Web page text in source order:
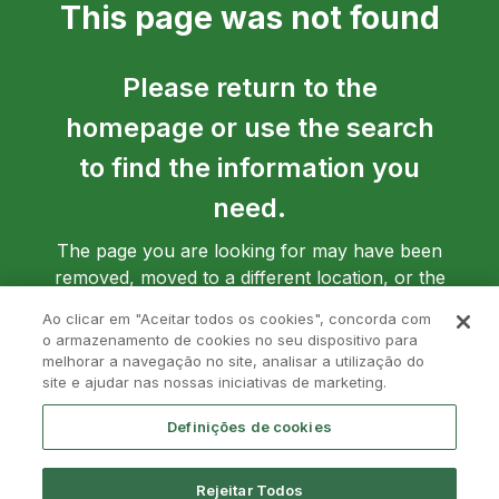
This page was not found
Please return to the
homepage or use the search
to find the information you
need.
The page you are looking for may have been
removed, moved to a different location, or the
Ao clicar em "Aceitar todos os cookies", concorda com
o armazenamento de cookies no seu dispositivo para
melhorar a navegação no site, analisar a utilização do
site e ajudar nas nossas iniciativas de marketing.
Definições de cookies
Rejeitar Todos